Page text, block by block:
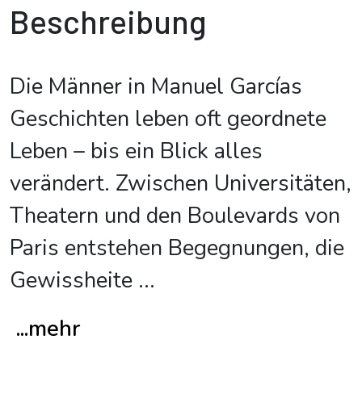
Beschreibung
Die Männer in Manuel Garcías
Geschichten leben oft geordnete
Leben – bis ein Blick alles
verändert. Zwischen Universitäten,
Theatern und den Boulevards von
Paris entstehen Begegnungen, die
Gewissheite ...
...mehr